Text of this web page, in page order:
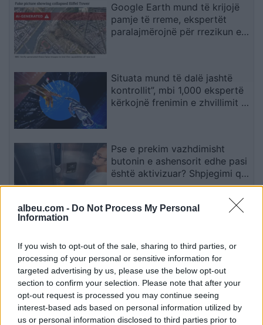
albeu.com - Do Not Process My Personal
Information
If you wish to opt-out of the sale, sharing to third parties, or
processing of your personal or sensitive information for
targeted advertising by us, please use the below opt-out
section to confirm your selection. Please note that after your
opt-out request is processed you may continue seeing
interest-based ads based on personal information utilized by
us or personal information disclosed to third parties prior to
Google Earth mund të krijojë
pamje të rreme, ekspertët
paralajmërojnë për rrezikun e
Situata mund të dalë jashtë
kontrollit”, mbi 1,000 ekspertë
kërkojnë frenimin e zhvillimit të
Pse e prekim vazhdimisht
butonin e ashensorit edhe pasi
është aktivizuar? Shpjegimi që
jep psikologjia
shumicën në gabim